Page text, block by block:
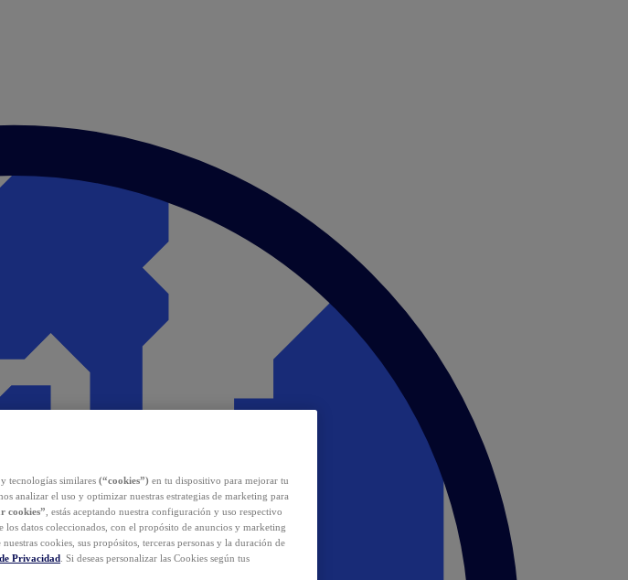
tecnologías similares (“cookies”) en tu dispositivo para mejorar tu
analizar el uso y optimizar nuestras estrategias de marketing para
cookies” , estás aceptando nuestra configuración y uso respectivo
los datos coleccionados, con el propósito de anuncios y marketing
cookies, sus propósitos, terceras personas y la duración de
Privacidad . Si deseas personalizar las Cookies según tus